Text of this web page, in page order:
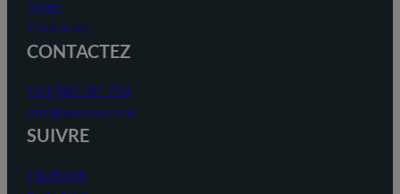
Index
Contactez
CONTACTEZ
+34 868 784 752
info@akunas.com
SUIVRE
Facebook